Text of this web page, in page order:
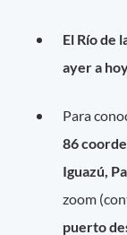
El Río de
ayer a
Para
86
Iguazú,
zoom
puerto